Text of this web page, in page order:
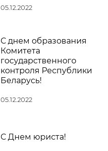
05.12.2022
С днем образования
Комитета
государственного
контроля Республики
Беларусь!
05.12.2022
С Днем юриста!